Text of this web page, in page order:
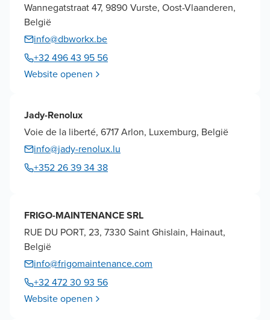
Wannegatstraat 47, 9890 Vurste, Oost-Vlaanderen,
België
info@dbworkx.be
+32 496 43 95 56
Website openen
Jady-Renolux
Voie de la liberté, 6717 Arlon, Luxemburg, België
info@jady-renolux.lu
+352 26 39 34 38
FRIGO-MAINTENANCE SRL
RUE DU PORT, 23, 7330 Saint Ghislain, Hainaut,
België
info@frigomaintenance.com
+32 472 30 93 56
Website openen